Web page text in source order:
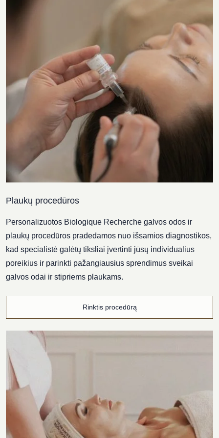
Plaukų procedūros
Personalizuotos Biologique Recherche galvos odos ir
plaukų procedūros pradedamos nuo išsamios diagnostikos,
kad specialistė galėtų tiksliai įvertinti jūsų individualius
poreikius ir parinkti pažangiausius sprendimus sveikai
galvos odai ir stipriems plaukams.
Rinktis procedūrą